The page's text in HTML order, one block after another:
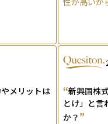
メリットは
“新興国株
とけ」と言
か？ ”